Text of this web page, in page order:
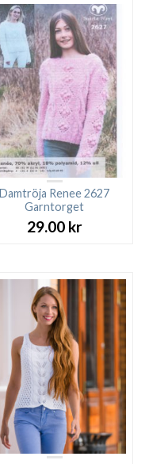
Damtröja Renee 2627
Garntorget
29.00 kr